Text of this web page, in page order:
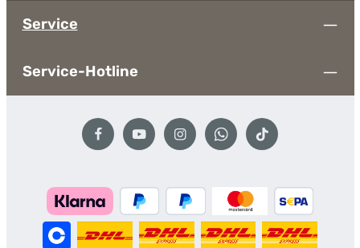
Service
Service-Hotline